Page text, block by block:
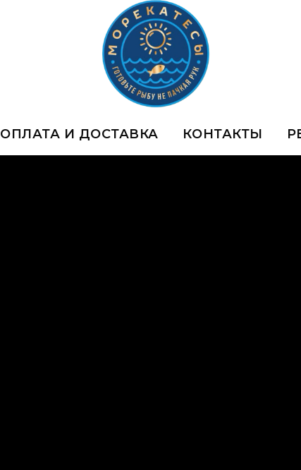
ОПЛАТА И ДОСТАВКА КОНТАКТЫ